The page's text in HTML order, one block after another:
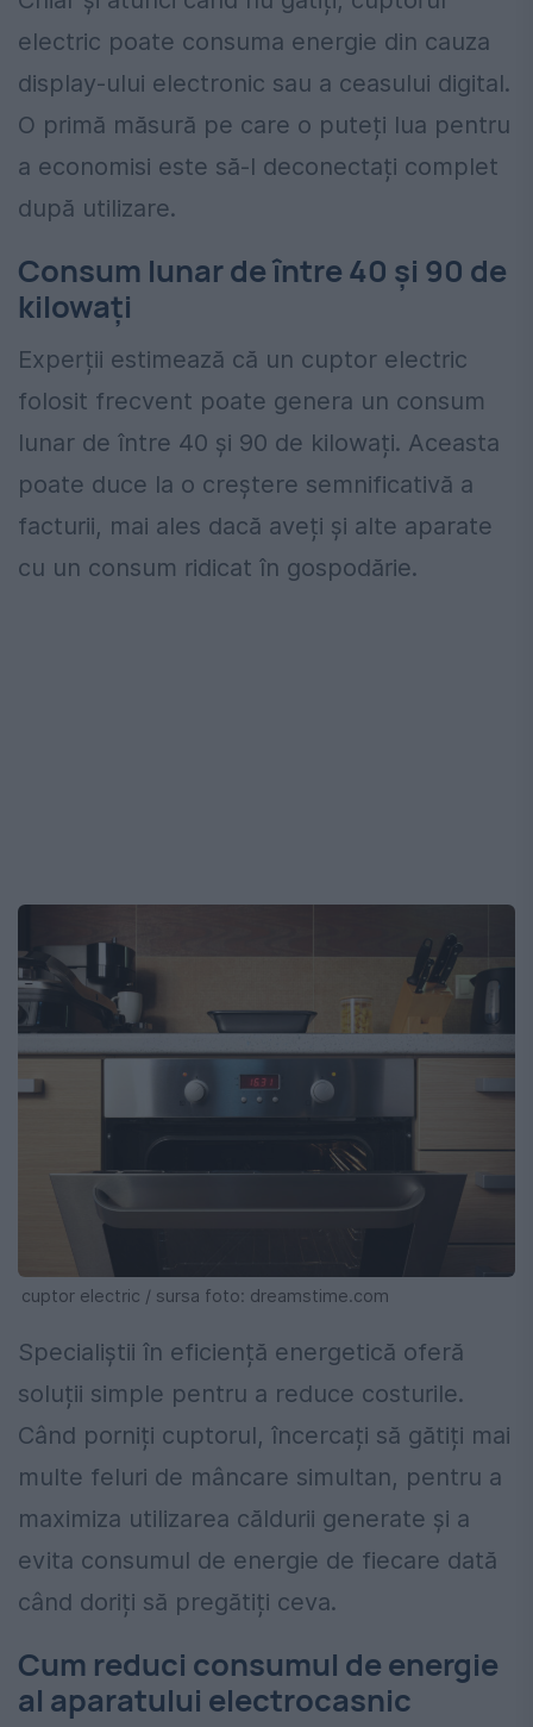
electric poate consuma energie din cauza
display-ului electronic sau a ceasului digital.
O primă măsură pe care o puteți lua pentru
a economisi este să-l deconectați complet
după utilizare.
Consum lunar de între 40 și 90 de
kilowați
Experții estimează că un cuptor electric
folosit frecvent poate genera un consum
lunar de între 40 și 90 de kilowați. Aceasta
poate duce la o creștere semnificativă a
facturii, mai ales dacă aveți și alte aparate
cu un consum ridicat în gospodărie.
cuptor electric / sursa foto: dreamstime.com
Specialiștii în eficiență energetică oferă
soluții simple pentru a reduce costurile.
Când porniți cuptorul, încercați să gătiți mai
multe feluri de mâncare simultan, pentru a
maximiza utilizarea căldurii generate și a
evita consumul de energie de fiecare dată
când doriți să pregătiți ceva.
Cum reduci consumul de energie
al aparatului electrocasnic